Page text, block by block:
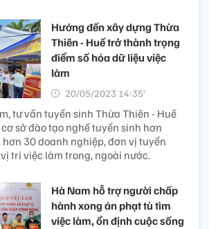
Hướng đến xây dựng Thừa
Thiên - Huế trở thành trọng
điểm số hóa dữ liệu việc
làm
20/05/2023 14:35’
tư vấn tuyển sinh Thừa Thiên - Huế
sở đào tạo nghề tuyển sinh hơn
30 doanh nghiệp, đơn vị tuyển
trí việc làm trong, ngoài nước.
Hà Nam hỗ trợ người chấp
hành xong án phạt tù tìm
việc làm, ổn định cuộc sống